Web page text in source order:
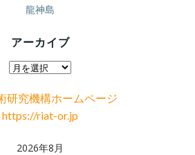
龍神島
アーカイブ
ア
カ
イ
研究機構ホームページ
https://riat-or.jp
2026年8月